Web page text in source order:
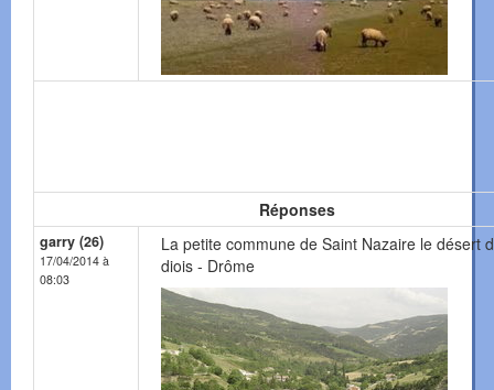
Réponses
garry (26)
17/04/2014 à
08:03
La petite commune de Saint Nazaire le désert
diois - Drôme